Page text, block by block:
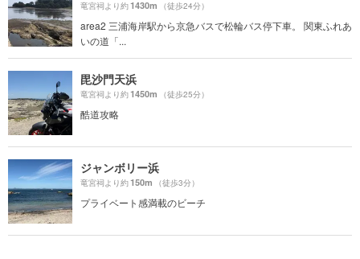
竜宮祠より約1430m （徒歩24分）
area2 三浦海岸駅から京急バスで松輪バス停下車。 関東ふれあ
いの道「...
毘沙門天浜
竜宮祠より約1450m （徒歩25分）
酷道攻略
ジャンボリー浜
竜宮祠より約150m （徒歩3分）
プライベート感満載のビーチ